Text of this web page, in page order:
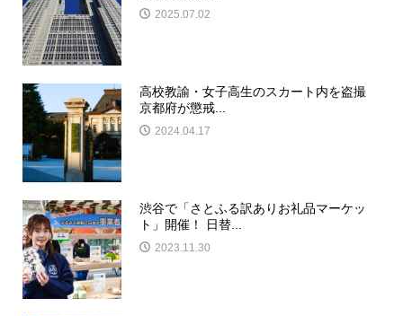
2025.07.02
高校教諭・女子高生のスカート内を盗撮
京都府が懲戒...
2024.04.17
渋谷で「さとふる訳ありお礼品マーケッ
ト」開催！ 日替...
2023.11.30